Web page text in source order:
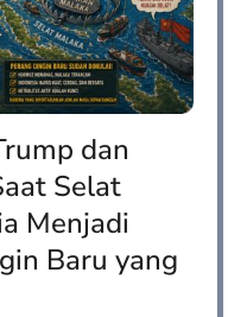
dan
Selat
Menjadi
Baru yang